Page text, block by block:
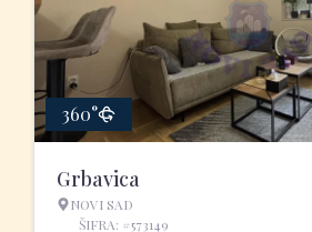
360°
Grbavica
NOVI SAD
ŠIFRA: #573149